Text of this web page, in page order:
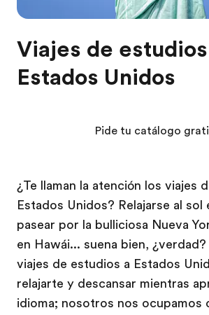
Viajes de
Estados Unidos
¿Te llaman la atención los viajes
Estados Unidos? Relajarse al sol
pasear por la bulliciosa Nueva
en Hawái... suena bien,
viajes de estudios a Estados
relajarte y descansar mientras
idioma; nosotros nos ocupamos
Pide tu catálogo